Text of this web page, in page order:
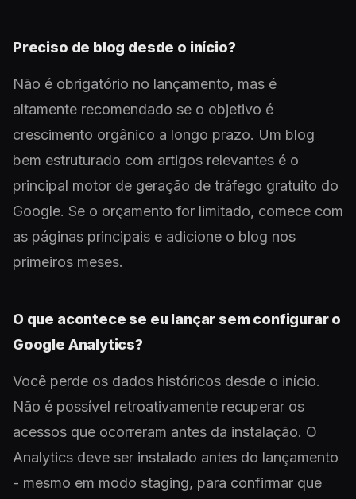
Preciso de blog desde o início?
Não é obrigatório no lançamento, mas é
altamente recomendado se o objetivo é
crescimento orgânico a longo prazo. Um blog
bem estruturado com artigos relevantes é o
principal motor de geração de tráfego gratuito do
Google. Se o orçamento for limitado, comece com
as páginas principais e adicione o blog nos
primeiros meses.
O que acontece se eu lançar sem configurar o
Google Analytics?
Você perde os dados históricos desde o início.
Não é possível retroativamente recuperar os
acessos que ocorreram antes da instalação. O
Analytics deve ser instalado antes do lançamento
- mesmo em modo staging, para confirmar que